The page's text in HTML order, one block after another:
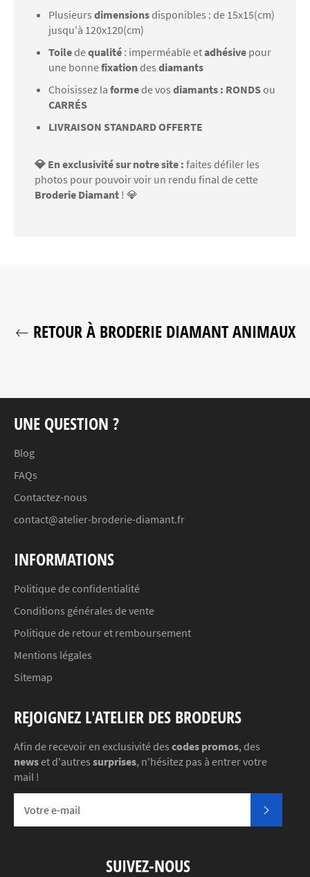
Plusieurs dimensionsdisponibles : de 15x15(cm)
jusqu'à 120x120(cm)
Toiledequalité : imperméable etadhésive pour
une bonnefixationdes diamants
Choisissez la formede vos diamants : RONDSou
CARRÉS
LIVRAISON STANDARD OFFERTE
💎 En exclusivité sur notre site : faites défiler les
photos pour pouvoir voir un rendu final de cette
Broderie Diamant ! 💎
RETOUR À BRODERIE DIAMANT ANIMAUX
UNE QUESTION ?
Blog
FAQs
Contactez-nous
contact@atelier-broderie-diamant.fr
INFORMATIONS
Politique de confidentialité
Conditions générales de vente
Politique de retour et remboursement
Mentions légales
Sitemap
REJOIGNEZ L'ATELIER DES BRODEURS
Afin de recevoir en exclusivité des codes promos, des
newset d'autres surprises, n'hésitez pas à entrer votre
mail !
SUIVEZ-NOUS